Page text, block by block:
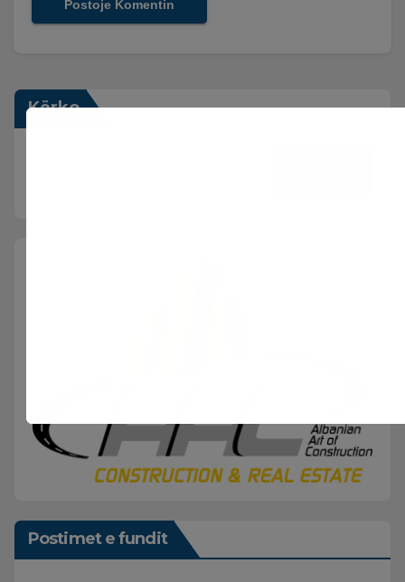
Kërko
Postimet e fundit